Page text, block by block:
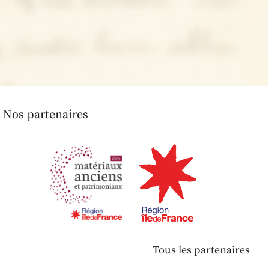
Nos partenaires
Tous les partenaires